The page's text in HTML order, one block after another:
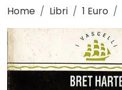
Home Libri 1 Euro